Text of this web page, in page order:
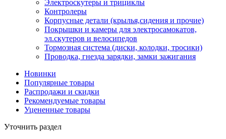
Электроскутеры и трициклы
Контролеры
Корпусные детали (крылья,сидения и прочие)
Покрышки и камеры для электросамокатов,
эл.скутеров и велосипедов
Тормозная система (диски, колодки, тросики)
Проводка, гнезда зарядки, замки зажигания
Новинки
Популярные товары
Распродажи и скидки
Рекомендуемые товары
Уцененные товары
Уточнить раздел